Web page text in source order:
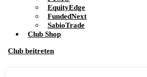
EquityEdge
FundedNext
SabioTrade
Club Shop
Club beitreten